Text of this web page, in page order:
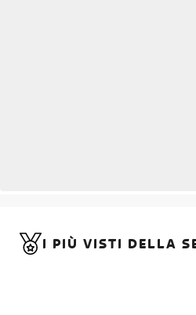
I PIÙ VISTI DELLA